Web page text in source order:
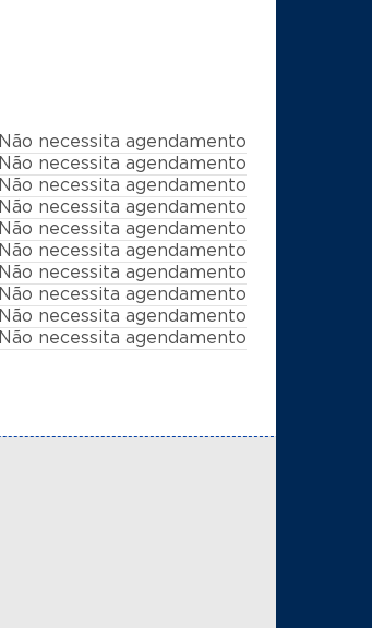
Não necessita agendamento
Não necessita agendamento
Não necessita agendamento
Não necessita agendamento
Não necessita agendamento
Não necessita agendamento
Não necessita agendamento
Não necessita agendamento
Não necessita agendamento
Não necessita agendamento